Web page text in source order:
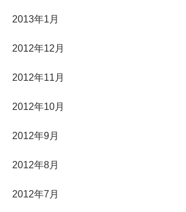
2013年1月
2012年12月
2012年11月
2012年10月
2012年9月
2012年8月
2012年7月